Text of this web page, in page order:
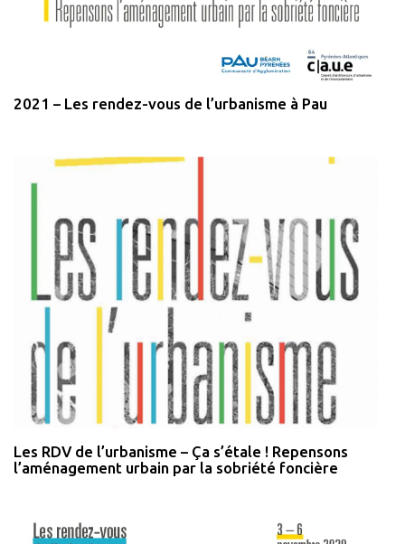
2021 – Les rendez-vous de l’urbanisme à Pau
Les RDV de l’urbanisme – Ça s’étale ! Repensons
l’aménagement urbain par la sobriété foncière